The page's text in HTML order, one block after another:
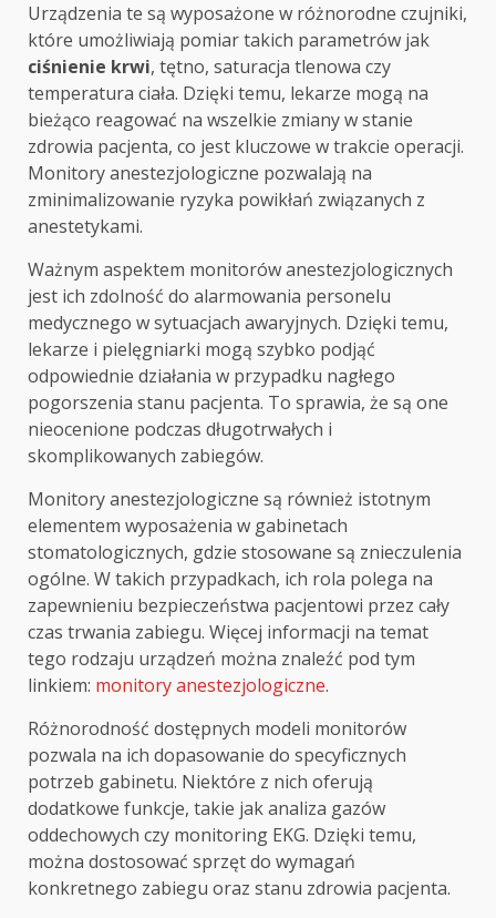
Urządzenia te są wyposażone w różnorodne czujniki,
które umożliwiają pomiar takich parametrów jak
ciśnienie krwi, tętno, saturacja tlenowa czy
temperatura ciała. Dzięki temu, lekarze mogą na
bieżąco reagować na wszelkie zmiany w stanie
zdrowia pacjenta, co jest kluczowe w trakcie operacji.
Monitory anestezjologiczne pozwalają na
zminimalizowanie ryzyka powikłań związanych z
anestetykami.
Ważnym aspektem monitorów anestezjologicznych
jest ich zdolność do alarmowania personelu
medycznego w sytuacjach awaryjnych. Dzięki temu,
lekarze i pielęgniarki mogą szybko podjąć
odpowiednie działania w przypadku nagłego
pogorszenia stanu pacjenta. To sprawia, że są one
nieocenione podczas długotrwałych i
skomplikowanych zabiegów.
Monitory anestezjologiczne są również istotnym
elementem wyposażenia w gabinetach
stomatologicznych, gdzie stosowane są znieczulenia
ogólne. W takich przypadkach, ich rola polega na
zapewnieniu bezpieczeństwa pacjentowi przez cały
czas trwania zabiegu. Więcej informacji na temat
tego rodzaju urządzeń można znaleźć pod tym
linkiem: monitory anestezjologiczne.
Różnorodność dostępnych modeli monitorów
pozwala na ich dopasowanie do specyficznych
potrzeb gabinetu. Niektóre z nich oferują
dodatkowe funkcje, takie jak analiza gazów
oddechowych czy monitoring EKG. Dzięki temu,
można dostosować sprzęt do wymagań
konkretnego zabiegu oraz stanu zdrowia pacjenta.